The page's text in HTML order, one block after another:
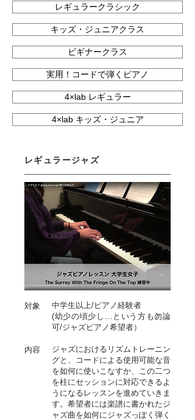
レギュラークラシック
キッズ・ジュニアクラス
ビギナークラス
実用！コードで弾くピアノ
4×lab レギュラー
4×lab キッズ・ジュニア
レギュラージャズ
対象
中学生以上/ピアノ経験者
(幼少の頃少し…という方も勿論
可/ジャズピアノ希望者）
内容
ジャズにおけるリズムトレーニン
グと、コードによる使用可能な音
を如何に使いこなすか、この二つ
を柱にセッションに対応できるよ
うになるレッスンを進めていきま
す。希望者には楽譜に書かれたジ
ャズ曲を如何にジャズっぽく弾く